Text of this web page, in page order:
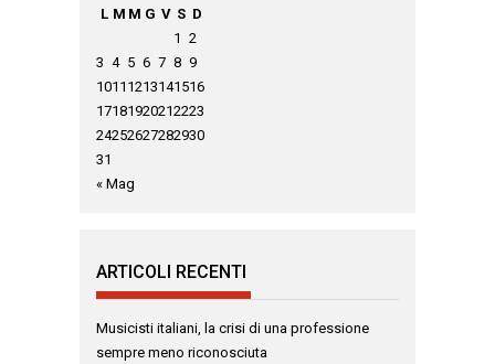
L M M G V S D
1 2
3 4 5 6 7 8 9
1011 1213141516
17181920212223
24252627282930
31
« Mag
ARTICOLI RECENTI
Musicisti italiani, la crisi di una professione
sempre meno riconosciuta